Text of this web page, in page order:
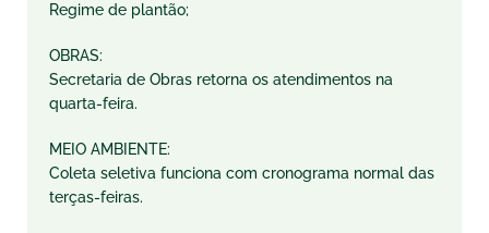
Regime de plantão;
OBRAS:
Secretaria de Obras retorna os atendimentos na
quarta-feira.
MEIO AMBIENTE:
Coleta seletiva funciona com cronograma normal das
terças-feiras.